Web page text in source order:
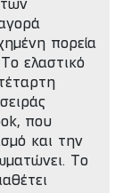
πορεία
ελαστικό
που
και την
Το